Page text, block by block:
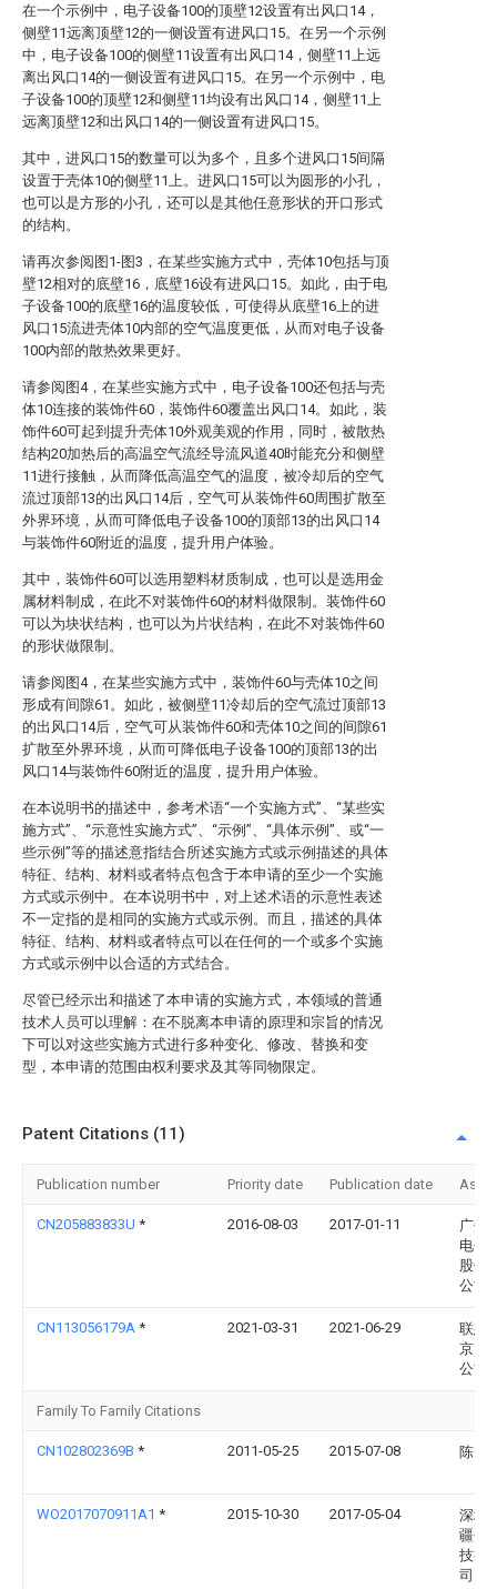
在一个示例中，电子设备100的顶壁12设置有出风口14，
侧壁11远离顶壁12的一侧设置有进风口15。在另一个示例
中，电子设备100的侧壁11设置有出风口14，侧壁11上远
离出风口14的一侧设置有进风口15。在另一个示例中，电
子设备100的顶壁12和侧壁11均设有出风口14，侧壁11上
远离顶壁12和出风口14的一侧设置有进风口15。
其中，进风口15的数量可以为多个，且多个进风口15间隔
设置于壳体10的侧壁11上。进风口15可以为圆形的小孔，
也可以是方形的小孔，还可以是其他任意形状的开口形式
的结构。
请再次参阅图1-图3，在某些实施方式中，壳体10包括与顶
壁12相对的底壁16，底壁16设有进风口15。如此，由于电
子设备100的底壁16的温度较低，可使得从底壁16上的进
风口15流进壳体10内部的空气温度更低，从而对电子设备
100内部的散热效果更好。
请参阅图4，在某些实施方式中，电子设备100还包括与壳
体10连接的装饰件60，装饰件60覆盖出风口14。如此，装
饰件60可起到提升壳体10外观美观的作用，同时，被散热
结构20加热后的高温空气流经导流风道40时能充分和侧壁
11进行接触，从而降低高温空气的温度，被冷却后的空气
流过顶部13的出风口14后，空气可从装饰件60周围扩散至
外界环境，从而可降低电子设备100的顶部13的出风口14
与装饰件60附近的温度，提升用户体验。
其中，装饰件60可以选用塑料材质制成，也可以是选用金
属材料制成，在此不对装饰件60的材料做限制。装饰件60
可以为块状结构，也可以为片状结构，在此不对装饰件60
的形状做限制。
请参阅图4，在某些实施方式中，装饰件60与壳体10之间
形成有间隙61。如此，被侧壁11冷却后的空气流过顶部13
的出风口14后，空气可从装饰件60和壳体10之间的间隙61
扩散至外界环境，从而可降低电子设备100的顶部13的出
风口14与装饰件60附近的温度，提升用户体验。
在本说明书的描述中，参考术语“一个实施方式”、“某些实
施方式”、“示意性实施方式”、“示例”、“具体示例”、或“一
些示例”等的描述意指结合所述实施方式或示例描述的具体
特征、结构、材料或者特点包含于本申请的至少一个实施
方式或示例中。在本说明书中，对上述术语的示意性表述
不一定指的是相同的实施方式或示例。而且，描述的具体
特征、结构、材料或者特点可以在任何的一个或多个实施
方式或示例中以合适的方式结合。
尽管已经示出和描述了本申请的实施方式，本领域的普通
技术人员可以理解：在不脱离本申请的原理和宗旨的情况
下可以对这些实施方式进行多种变化、修改、替换和变
型，本申请的范围由权利要求及其等同物限定。
Patent Citations (11)
Publication number Priority date Publication date
CN205883833U * 2016-08-03 2017-01-11
广州
电子
股份
公司
CN113056179A * 2021-03-31 2021-06-29
联想(
京)有
公司
Family To Family Citations
CN102802369B * 2011-05-25 2015-07-08 陈�
WO2017070911A1 * 2015-10-30 2017-05-04
深圳
疆创
技有
司